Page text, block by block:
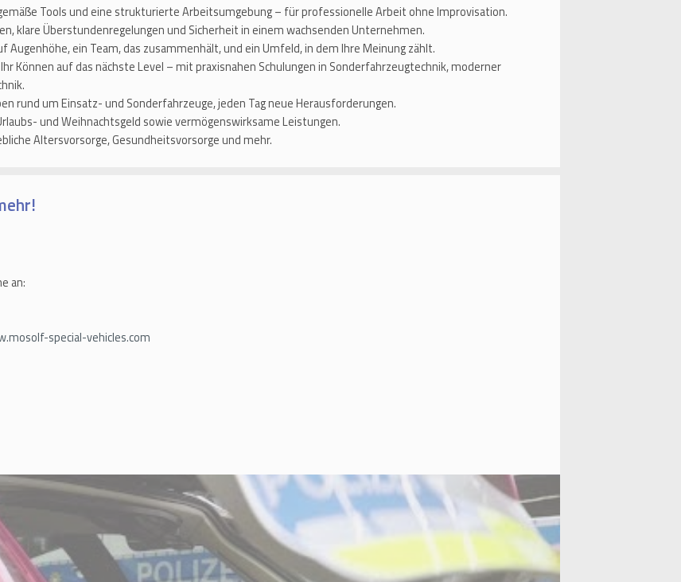
Tools und eine strukturierte Arbeitsumgebung – für professionelle Arbeit ohne Improvisation.
klare Überstundenregelungen und Sicherheit in einem wachsenden Unternehmen.
Augenhöhe, ein Team, das zusammenhält, und ein Umfeld, in dem Ihre Meinung zählt.
Können auf das nächste Level – mit praxisnahen Schulungen in Sonderfahrzeugtechnik, moderner
rund um Einsatz- und Sonderfahrzeuge, jeden Tag neue Herausforderungen.
und Weihnachtsgeld sowie vermögenswirksame Leistungen.
Altersvorsorge, Gesundheitsvorsorge und mehr.
an:
special-vehicles.com